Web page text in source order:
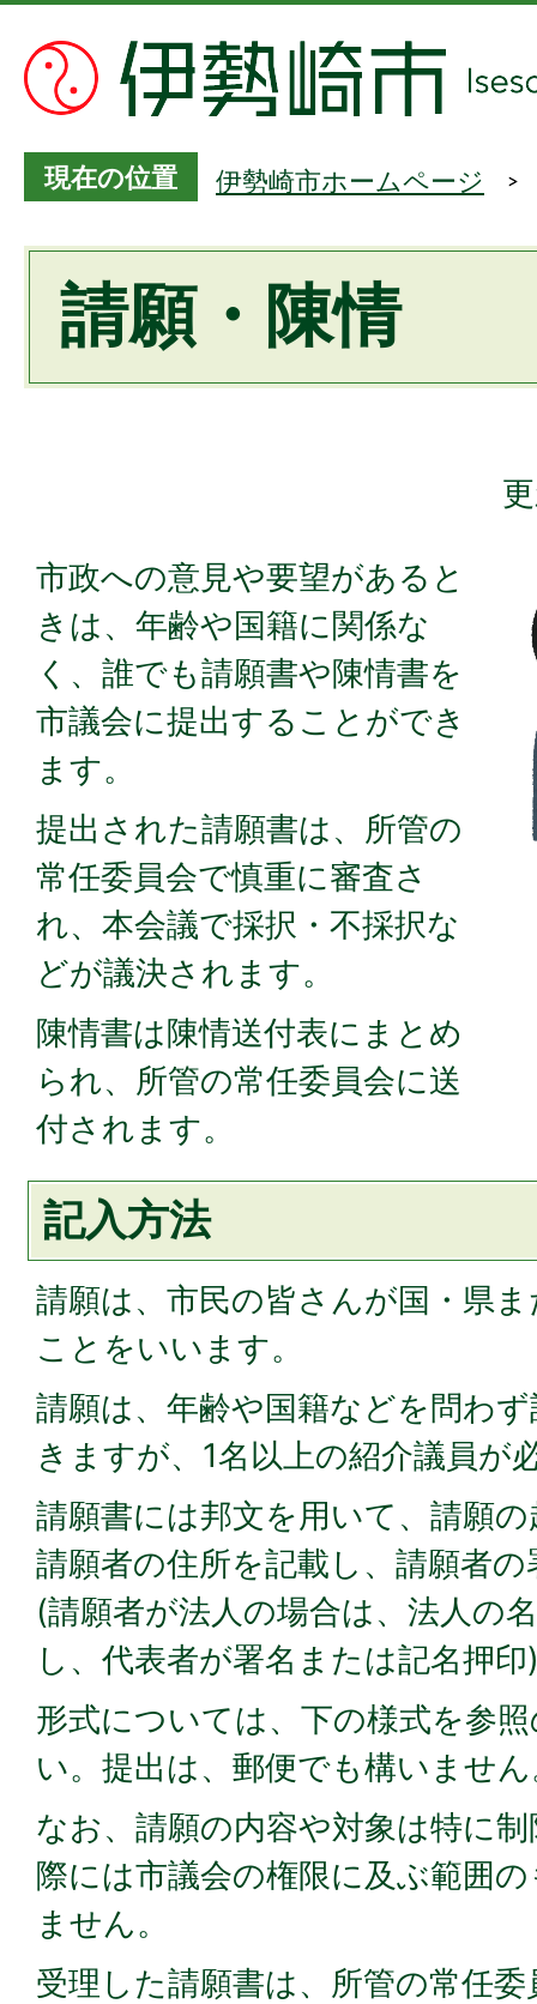
現在の位置 伊勢崎市ホームページ
請願・陳情
市政への意見や要望があると
きは、年齢や国籍に関係な
く、誰でも請願書や陳情書を
市議会に提出することができ
ます。
提出された請願書は、所管の
常任委員会で慎重に審査さ
れ、本会議で採択・不採択な
どが議決されます。
陳情書は陳情送付表にまとめ
られ、所管の常任委員会に送
付されます。
記入方法
請願は、市民の皆さんが国・県
ことをいいます。
請願は、年齢や国籍などを問わ
きますが、1名以上の紹介議員が
請願書には邦文を用いて、請願
請願者の住所を記載し、請願者
(請願者が法人の場合は、法人の
し、代表者が署名または記名押
形式については、下の様式を参
い。提出は、郵便でも構いませ
なお、請願の内容や対象は特に
際には市議会の権限に及ぶ範囲
ません。
受理した請願書は、所管の常任